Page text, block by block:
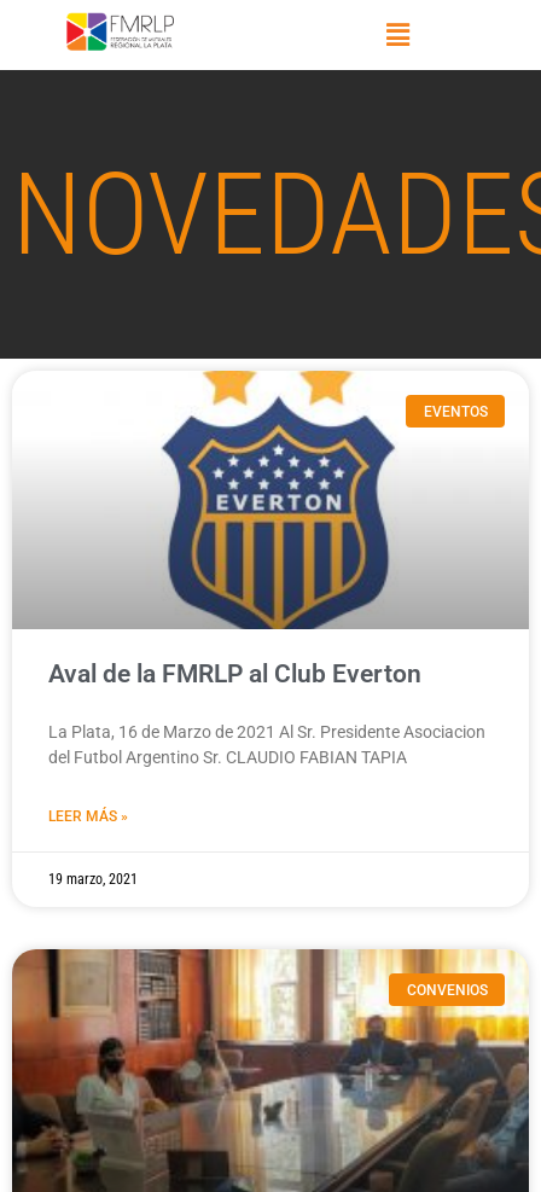
EVENTOS
Aval de la FMRLP al Club Everton
La Plata, 16 de Marzo de 2021 Al Sr. Presidente Asociacion
del Futbol Argentino Sr. CLAUDIO FABIAN TAPIA
LEER MÁS »
19 marzo, 2021
CONVENIOS